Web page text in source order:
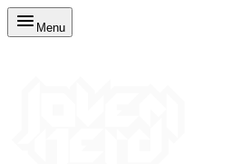
Menu